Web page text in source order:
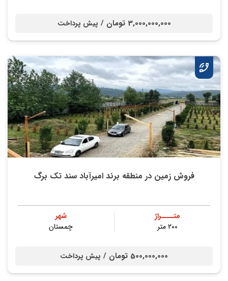
3,000,000,000 تومان / پیش پرداخت
فروش زمین در منطقه برند امیرآباد سند تک برگ
متــــراژ
۲۰۰ متر
شهر
چمستان
500,000,000 تومان / پیش پرداخت